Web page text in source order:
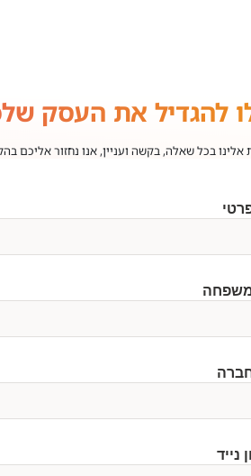
להגדיל את העסק
אלינו בכל שאלה, בקשה ועניין, אנו נחזור אליכם